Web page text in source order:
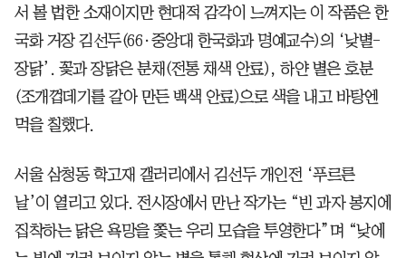
서 볼 법한 소재이지만 현대적 감각이 느껴지는 이 작품은 한
국화 거장 김선두(66·중앙대 한국화과 명예교수)의 ‘낮별-
장닭’. 꽃과 장닭은 분채(전통 채색 안료), 하얀 별은 호분
(조개껍데기를 갈아 만든 백색 안료)으로 색을 내고 바탕엔
먹을 칠했다.
서울 삼청동 학고재 갤러리에서 김선두 개인전 ‘푸르른
날’이 열리고 있다. 전시장에서 만난 작가는 “빈 과자 봉지에
집착하는 닭은 욕망을 쫓는 우리 모습을 투영한다”며 “낮에